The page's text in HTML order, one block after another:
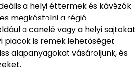
a helyi éttermek és kávézók
megkóstolni a régió
a canelé vagy a helyi sajtokat
piacok is remek lehetőséget
alapanyagokat vásároljunk, és